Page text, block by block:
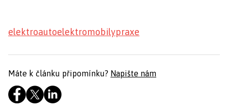
elektroautoelektromobilypraxe
Máte k článku připomínku? Napište nám